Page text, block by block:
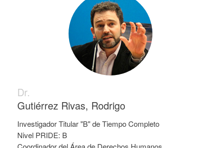
Dr.
Gutiérrez Rivas, Rodrigo
Investigador Titular "B" de Tiempo Completo
Nivel PRIDE: B